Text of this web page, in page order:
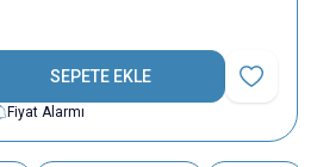
SEPETE EKLE
Favoriye
Fiyat Alarmı